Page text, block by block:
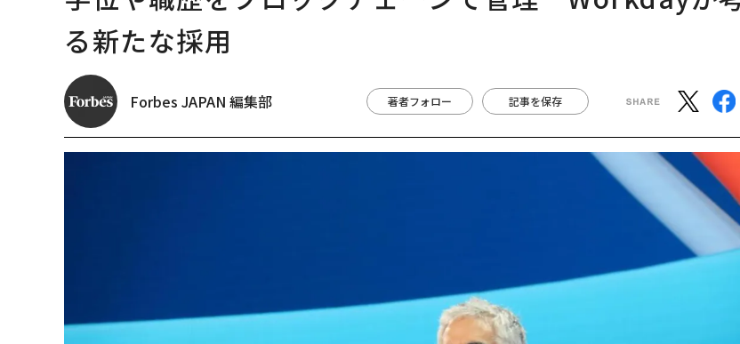
る新たな採用
Forbes JAPAN 編集部 著者フォロー 記事を保存